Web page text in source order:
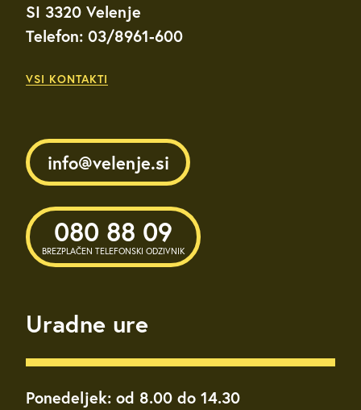
SI 3320 Velenje
Telefon: 03/8961-600
VSI KONTAKTI
info@velenje.si
080 88 09
BREZPLAČEN TELEFONSKI ODZIVNIK
Uradne ure
Ponedeljek: od 8.00 do 14.30